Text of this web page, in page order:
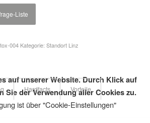
Liste
004 Kategorie:Standort Linz
Hardfacts Vorteile
auf unserer Website. Durch Klick auf
Sie der Verwendung aller Cookies zu.
ist über "Cookie-Einstellungen"